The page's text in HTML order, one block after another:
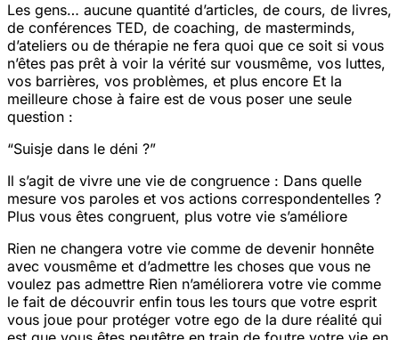
Les gens… aucune quantité d’articles, de cours, de livres,
de conférences TED, de coaching, de masterminds,
d’ateliers ou de thérapie ne fera quoi que ce soit si vous
n’êtes pas prêt à voir la vérité sur vousmême, vos luttes,
vos barrières, vos problèmes, et plus encore Et la
meilleure chose à faire est de vous poser une seule
question :
“Suisje dans le déni ?”
Il s’agit de vivre une vie de congruence : Dans quelle
mesure vos paroles et vos actions correspondentelles ?
Plus vous êtes congruent, plus votre vie s’améliore
Rien ne changera votre vie comme de devenir honnête
avec vousmême et d’admettre les choses que vous ne
voulez pas admettre Rien n’améliorera votre vie comme
le fait de découvrir enfin tous les tours que votre esprit
vous joue pour protéger votre ego de la dure réalité qui